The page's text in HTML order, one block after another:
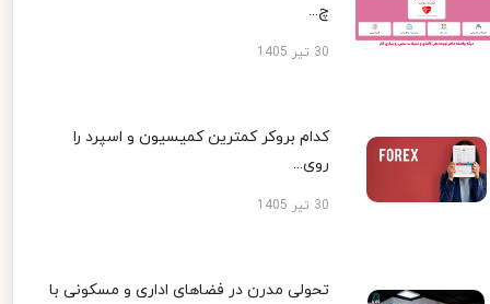
چ...
30 تیر 1405
کدام بروکر کمترین کمیسیون و اسپرد را
روی...
30 تیر 1405
تحولی مدرن در فضاهای اداری و مسکونی با